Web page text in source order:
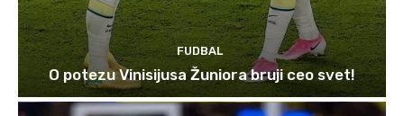
FUDBAL
O potezu Vinisijusa Žuniora bruji ceo svet!